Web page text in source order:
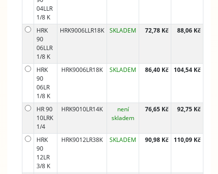
04LLR
1/8 K
HRK
90
06LLR
1/8 K
HRK9006LLR18K SKLADEM 72,78 Kč 88,06 Kč
HRK
90
06LR
1/8 K
HRK9006LR18K SKLADEM 86,40 Kč 104,54 Kč
HR 90
10LRK
1/4
HRK9010LR14K
není
skladem
76,65 Kč 92,75 Kč
HRK
90
12LR
3/8 K
HRK9012LR38K SKLADEM 90,98 Kč 110,09 Kč